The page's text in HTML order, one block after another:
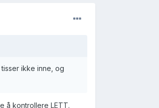
ikke inne, og
å kontrollere LETT.